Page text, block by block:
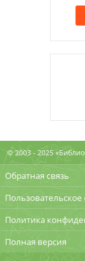
© 2003 - 2025
Обратная связь
Политика
Полная версия